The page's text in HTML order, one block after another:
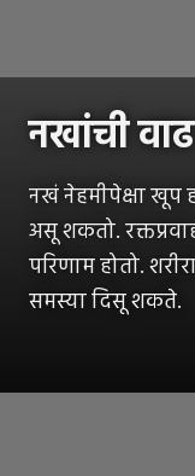
नखांची
नखं नेहमीपेक्षा
असू शकतो.
परिणाम होतो.
समस्या दिसू शकते.